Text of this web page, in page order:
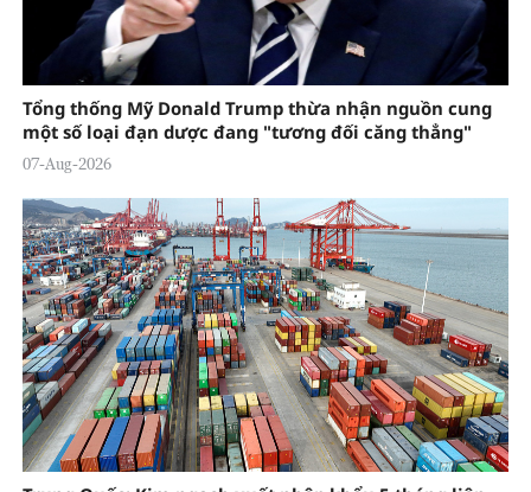
Tổng thống Mỹ Donald Trump thừa nhận nguồn cung
một số loại đạn dược đang "tương đối căng thẳng"
07-Aug-2026